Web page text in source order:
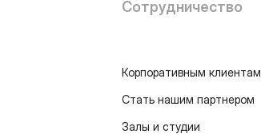
Сотрудничество
Корпоративным клиентам
Стать нашим партнером
Залы и студии